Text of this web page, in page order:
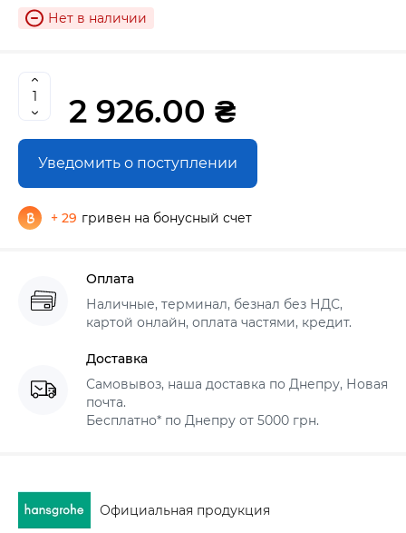
Нет в наличии
2 926.00 ₴
Уведомить о поступлении
+ 29 гривен на бонусный счет
Оплата
Наличные, терминал, безнал без НДС,
картой онлайн, оплата частями, кредит.
Доставка
Самовывоз, наша доставка по Днепру, Новая
почта.
Бесплатно* по Днепру от 5000 грн.
Официальная продукция